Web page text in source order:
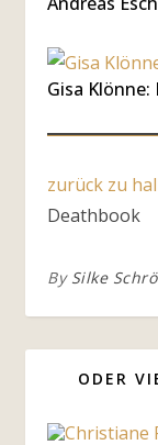
Gisa
zurück zu
Deathbook
By Silke
ODER